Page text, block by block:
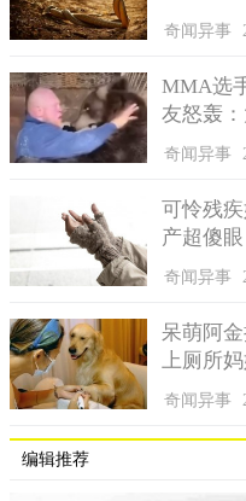
奇闻异事
MMA选
友怒轰：
奇闻异事
可怜残
产超傻眼
奇闻异事
呆萌阿
上厕所
奇闻异事
编辑推荐